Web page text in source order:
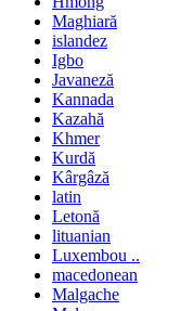
Maghiară
islandez
Igbo
Javaneză
Kannada
Kazahă
Khmer
Kurdă
Kârgâză
latin
Letonă
lituanian
Luxembou ..
macedonean
Malgache